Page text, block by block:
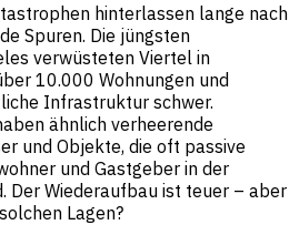
hinterlassen lange nach
Spuren. Die jüngsten
verwüsteten Viertel in
10.000 Wohnungen und
Infrastruktur schwer.
ähnlich verheerende
und Objekte, die oft passive
und Gastgeber in der
Der Wiederaufbau ist teuer – aber
Lagen?